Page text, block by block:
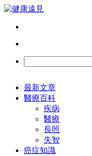
最新文章
醫療百科
疾病
醫療
長照
失智
癌症知識